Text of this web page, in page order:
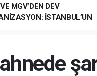
MGV’DEN DEV
İSTANBUL’UN